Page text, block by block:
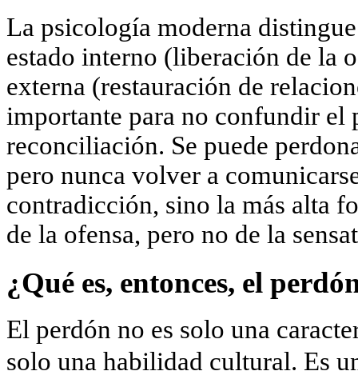
La psicología moderna
estado interno (liberación de la
externa (restauración de
importante para no confundir el
reconciliación. Se puede
pero nunca volver a
contradicción, sino la más alta
de la ofensa, pero no de la
¿Qué es, entonces, el
El perdón no es solo una
solo una habilidad cultural. Es